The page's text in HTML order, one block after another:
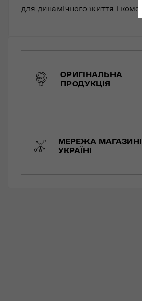
для динамічного життя і
ОРИГІНАЛЬНА
ПРОДУКЦІЯ
МЕРЕЖА
УКРАЇНІ